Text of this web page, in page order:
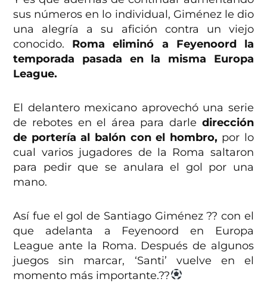
sus números en lo individual, Giménez le dio
una alegría a su afición contra un viejo
conocido. Roma eliminó a Feyenoord la
temporada pasada en la misma Europa
League.
El delantero mexicano aprovechó una serie
de rebotes en el área para darle dirección
de portería al balón con el hombro, por lo
cual varios jugadores de la Roma saltaron
para pedir que se anulara el gol por una
mano.
Así fue el gol de Santiago Giménez ?? con el
que adelanta a Feyenoord en Europa
League ante la Roma. Después de algunos
juegos sin marcar, ‘Santi’ vuelve en el
momento más importante.??